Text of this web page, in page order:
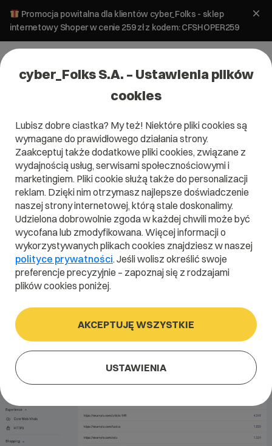
Promocja powitalna dla klientów cyber_Folks - sklep
internetowy Shoper w cenie 259 zł z kodem: CFSHOPER259
E-marketing SEO i SEM Tworzenie stron
Jak AI widzi Twoją stronę? Nowe
raporty w Google Search Console
3 czerwca 2026 ok.2min
cyber_Folks S.A. – Ustawienia plików
cookies
Lubisz dobre ciastka? My też! Niektóre pliki cookies są
wymagane do prawidłowego działania strony.
Zaakceptuj także dodatkowe pliki cookies, związane z
wydajnością usług, serwisami społecznościowymi i
marketingiem. Pliki cookie służą także do personalizacji
reklam. Dzięki nim otrzymasz najlepsze doświadczenie
naszej strony internetowej, którą stale doskonalimy.
Udzielona dobrowolnie zgoda w każdej chwili może być
wycofana lub zmodyfikowana. Więcej informacji o
wykorzystywanych plikach cookies znajdziesz w naszej
polityce prywatności. Jeśli wolisz określić swoje
preferencje precyzyjnie – zapoznaj się z rodzajami
plików cookies poniżej.
AKCEPTUJĘ WSZYSTKIE
USTAWIENIA